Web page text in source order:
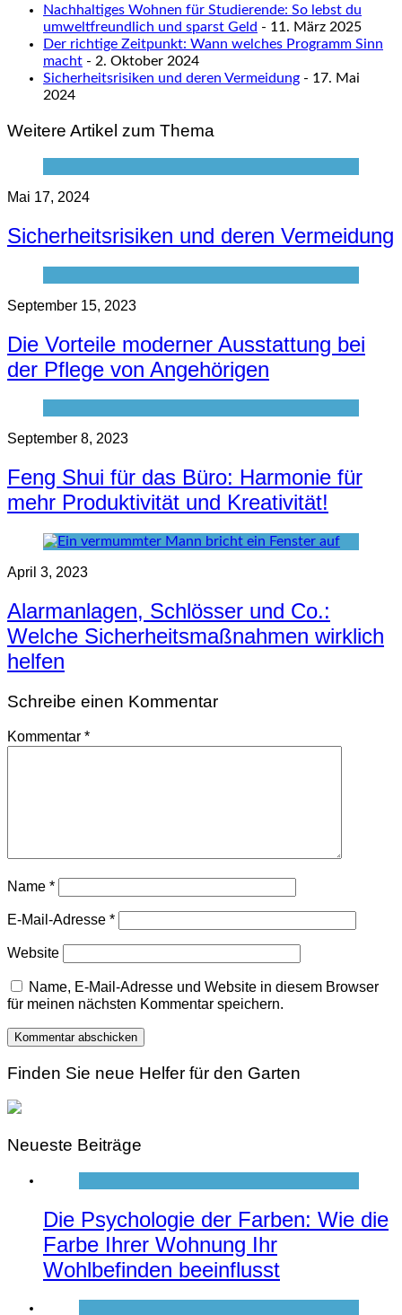
Nachhaltiges Wohnen für Studierende: So lebst du
umweltfreundlich und sparst Geld - 11. März 2025
Der richtige Zeitpunkt: Wann welches Programm Sinn
macht - 2. Oktober 2024
Sicherheitsrisiken und deren Vermeidung - 17. Mai
2024
Weitere Artikel zum Thema
Mai 17, 2024
Sicherheitsrisiken und deren Vermeidung
September 15, 2023
Die Vorteile moderner Ausstattung bei
der Pflege von Angehörigen
September 8, 2023
Feng Shui für das Büro: Harmonie für
mehr Produktivität und Kreativität!
April 3, 2023
Alarmanlagen, Schlösser und Co.:
Welche Sicherheitsmaßnahmen wirklich
helfen
Schreibe einen Kommentar
Kommentar *
Name *
E-Mail-Adresse *
Website
Name, E-Mail-Adresse und Website in diesem Browser
für meinen nächsten Kommentar speichern.
Finden Sie neue Helfer für den Garten
Neueste Beiträge
Die Psychologie der Farben: Wie die
Farbe Ihrer Wohnung Ihr
Wohlbefinden beeinflusst